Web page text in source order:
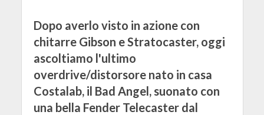
Dopo averlo visto in azione con
chitarre Gibson e Stratocaster, oggi
ascoltiamo l'ultimo
overdrive/distorsore nato in casa
Costalab, il Bad Angel, suonato con
una bella Fender Telecaster dal